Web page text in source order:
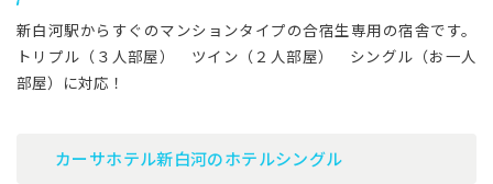
新白河駅からすぐのマンションタイプの合宿生専用の宿舎です。
トリプル（３人部屋） ツイン（２人部屋） シングル（お一人
部屋）に対応！
カーサホテル新白河のホテルシングル